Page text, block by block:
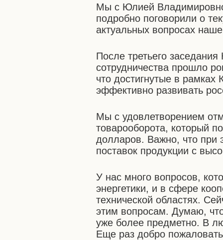
Мы с Юлией
подробно поговорили о
актуальных вопросах
После третьего
сотрудничества прошло
что достигнутые в рамках
эффективно развивать
Мы с удовлетворением
товарооборота, который
долларов. Важно, что при
поставок продукции с
У нас много вопросов,
энергетики, и в сфере
технической областях.
этим вопросам. Думаю,
уже более предметно. В
Еще раз добро